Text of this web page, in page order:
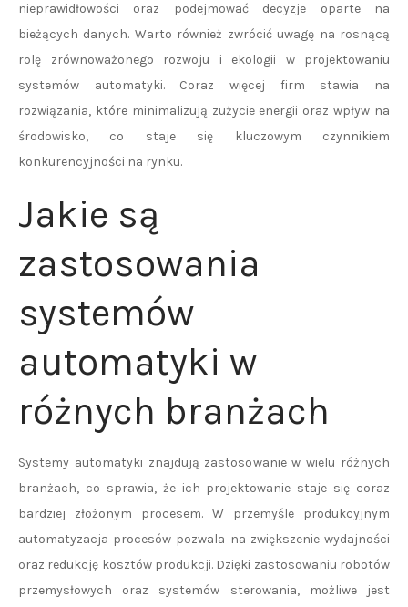
nieprawidłowości oraz podejmować decyzje oparte na
bieżących danych. Warto również zwrócić uwagę na rosnącą
rolę zrównoważonego rozwoju i ekologii w projektowaniu
systemów automatyki. Coraz więcej firm stawia na
rozwiązania, które minimalizują zużycie energii oraz wpływ na
środowisko, co staje się kluczowym czynnikiem
konkurencyjności na rynku.
Jakie są
zastosowania
systemów
automatyki w
różnych branżach
Systemy automatyki znajdują zastosowanie w wielu różnych
branżach, co sprawia, że ich projektowanie staje się coraz
bardziej złożonym procesem. W przemyśle produkcyjnym
automatyzacja procesów pozwala na zwiększenie wydajności
oraz redukcję kosztów produkcji. Dzięki zastosowaniu robotów
przemysłowych oraz systemów sterowania, możliwe jest